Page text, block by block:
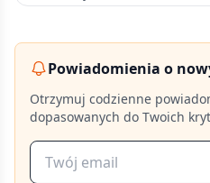
Powiadomienia o
Otrzymuj codzienne
dopasowanych do Twoich